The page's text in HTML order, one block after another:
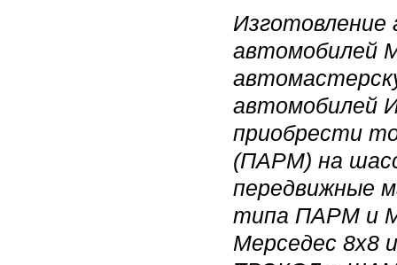
автомобилей
автомобилей
приобрести
(ПАРМ) на
передвижные
типа ПАРМ и
Мерседес 8х8